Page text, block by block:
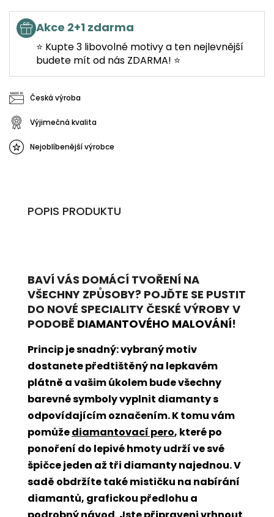
Akce 2+1 zdarma
⭐ Kupte 3 libovolné motivy a ten nejlevnější
budete mít od nás ZDARMA! ⭐
Česká výroba
Výjimečná kvalita
Nejoblíbenější výrobce
POPIS PRODUKTU
BAVÍ VÁS DOMÁCÍ TVOŘENÍ NA
VŠECHNY ZPŮSOBY? POJĎTE SE PUSTIT
DO NOVÉ SPECIALITY ČESKÉ VÝROBY V
PODOBĚ DIAMANTOVÉHO MALOVÁNÍ!
Princip je snadný: vybraný motiv
dostanete předtištěný na lepkavém
plátně a vašim úkolem bude všechny
barevné symboly vyplnit diamanty s
odpovídajícím označením. K tomu vám
pomůžediamantovací pero, které po
ponoření do lepivé hmoty udrží ve své
špičce jeden až tři diamanty najednou. V
sadě obdržíte také mističku na nabírání
diamantů, grafickou předlohu a